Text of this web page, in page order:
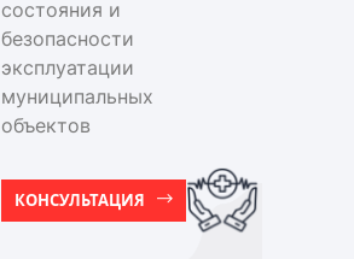
состояния и
безопасности
эксплуатации
муниципальных
объектов
КОНСУЛЬТАЦИЯ